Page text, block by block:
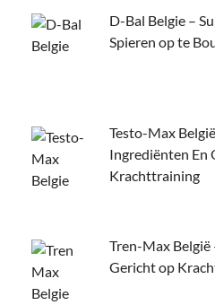
D-Bal Belgie –
Spieren op te
Testo-Max
Ingrediënten En
Krachttraining
Tren-Max
Gericht op